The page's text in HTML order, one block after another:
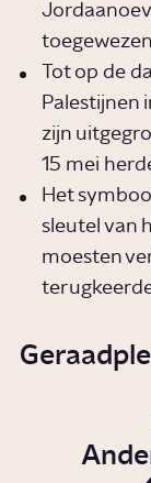
Tot op de
Palestijnen
zijn
15 mei
Het
sleutel van
moesten